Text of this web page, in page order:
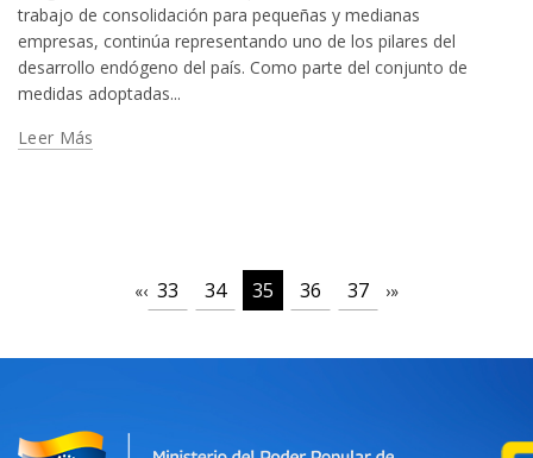
trabajo de consolidación para pequeñas y medianas
empresas, continúa representando uno de los pilares del
desarrollo endógeno del país. Como parte del conjunto de
medidas adoptadas...
Leer Más
«‹ 33 34 35 36 37 ›»